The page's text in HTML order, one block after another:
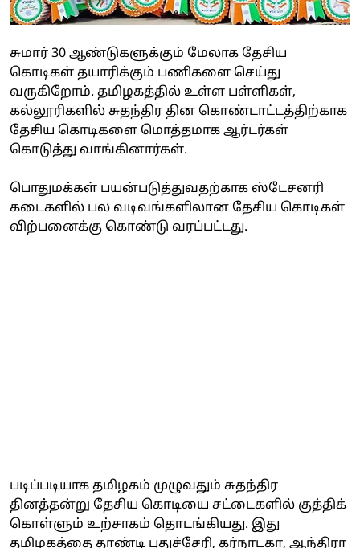
சுமார் 30 ஆண்டுகளுக்கும் மேலாக தேசிய
கொடிகள் தயாரிக்கும் பணிகளை செய்து
வருகிறோம். தமிழகத்தில் உள்ள பள்ளிகள்,
கல்லூரிகளில் சுதந்திர தின கொண்டாட்டத்திற்காக
தேசிய கொடிகளை மொத்தமாக ஆர்டர்கள்
கொடுத்து வாங்கினார்கள்.
பொதுமக்கள் பயன்படுத்துவதற்காக ஸ்டேசனரி
கடைகளில் பல வடிவங்களிலான தேசிய கொடிகள்
விற்பனைக்கு கொண்டு வரப்பட்டது.
படிப்படியாக தமிழகம் முழுவதும் சுதந்திர
தினத்தன்று தேசிய கொடியை சட்டைகளில் குத்திக்
கொள்ளும் உற்சாகம் தொடங்கியது. இது
தமிழகத்தை தாண்டி புதுச்சேரி, கர்நாடகா, ஆந்திரா